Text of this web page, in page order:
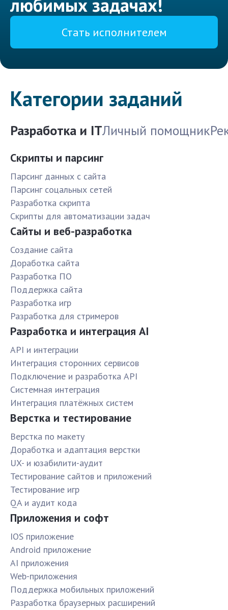
любимых задачах!
Стать исполнителем
Категории заданий
Разработка и ITЛичный помощник
Скрипты и парсинг
Парсинг данных с сайта
Парсинг соцальных сетей
Разработка скрипта
Скрипты для автоматизации задач
Сайты и веб-разработка
Создание сайта
Доработка сайта
Разработка ПО
Поддержка сайта
Разработка игр
Разработка для стримеров
Разработка и интеграция AI
API и интеграции
Интеграция сторонних сервисов
Подключение и разработка API
Системная интеграция
Интеграция платёжных систем
Верстка и тестирование
Верстка по макету
Доработка и адаптация верстки
UX- и юзабилити-аудит
Тестирование сайтов и приложений
Тестирование игр
QA и аудит кода
Приложения и софт
IOS приложение
Android приложение
AI приложения
Web-приложения
Поддержка мобильных приложений
Разработка браузерных расширений